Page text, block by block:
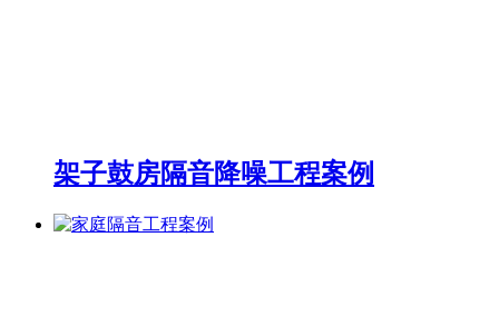
架子鼓房隔音降噪工程案例